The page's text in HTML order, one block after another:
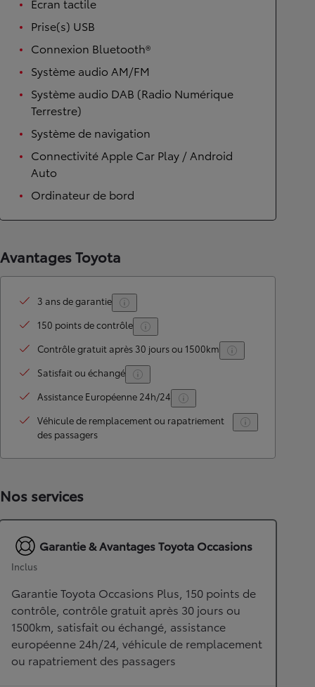
Prise(s) USB
Connexion Bluetooth®
Système audio AM/FM
Système audio DAB (Radio Numérique
Terrestre)
Système de navigation
Connectivité Apple Car Play / Android
Auto
Ordinateur de bord
Avantages Toyota
3 ans de garantie
150 points de contrôle
Contrôle gratuit après 30 jours ou 1500km
Satisfait ou échangé
Assistance Européenne 24h/24
Véhicule de remplacement ou rapatriement
des passagers
Nos services
Garantie & Avantages Toyota Occasions
Inclus
Garantie Toyota Occasions Plus, 150 points de
contrôle, contrôle gratuit après 30 jours ou
1500km, satisfait ou échangé, assistance
européenne 24h/24, véhicule de remplacement
ou rapatriement des passagers